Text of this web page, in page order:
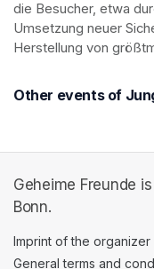
die Besucher, etwa
Umsetzung neuer
Herstellung von
Other events of
Geheime Freunde
Bonn.
Imprint of the organizer
General terms and